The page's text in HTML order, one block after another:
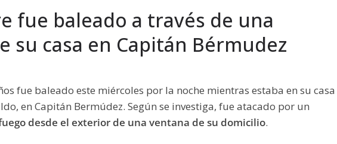
fue baleado a través de una
su casa en Capitán Bérmudez
fue baleado este miércoles por la noche mientras estaba en su casa
en Capitán Bermúdez. Según se investiga, fue atacado por un
desde el exterior de una ventana de su domicilio.